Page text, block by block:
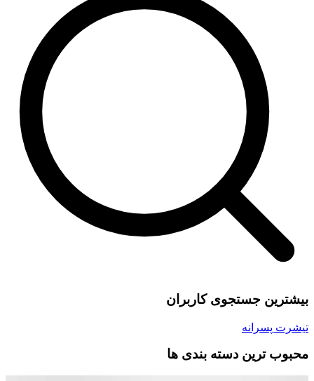
بیشترین جستجوی کاربران
تیشرت پسرانه
محبوب ترین دسته بندی ها